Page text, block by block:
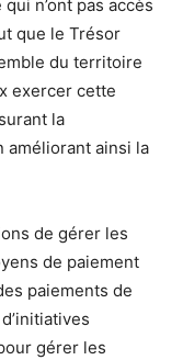
n’ont pas accès
que le Trésor
du territoire
exercer cette
la
améliorant ainsi la
de gérer les
de paiement
paiements de
gérer les